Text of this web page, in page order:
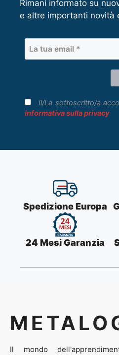
Rimani informato su
e altre importanti novità
Il/La sottoscritto/a
informativa sulla privacy
Spedizione Europa
24 Mesi Garanzia
Il mondo